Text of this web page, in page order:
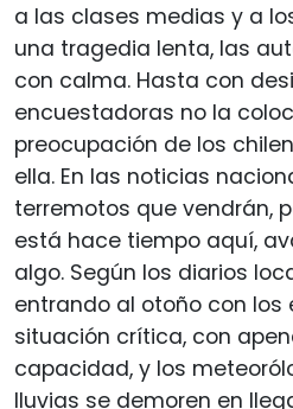
a las clases medias y a
una tragedia lenta, las
con calma. Hasta con
encuestadoras no la
preocupación de los
ella. En las noticias
terremotos que vendrán,
está hace tiempo aquí,
algo. Según los diarios
entrando al otoño con los
situación crítica, con
capacidad, y los
lluvias se demoren en